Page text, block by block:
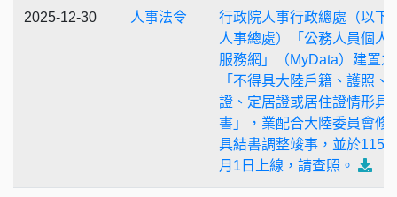
2025-12-30 人事法令
行政院人事行政總處（以下
人事總處）「公務人員個人
服務網」（MyData）建置之
「不得具大陸戶籍、護照、
證、定居證或居住證情形具
書」，業配合大陸委員會修
具結書調整竣事，並於115
月1日上線，請查照。